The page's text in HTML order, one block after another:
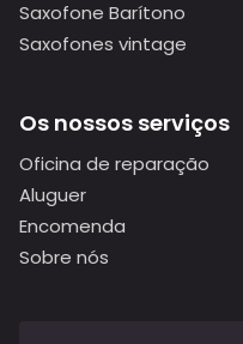
Saxofone Barítono
Saxofones vintage
Os nossos serviços
Oficina de reparação
Aluguer
Encomenda
Sobre nós